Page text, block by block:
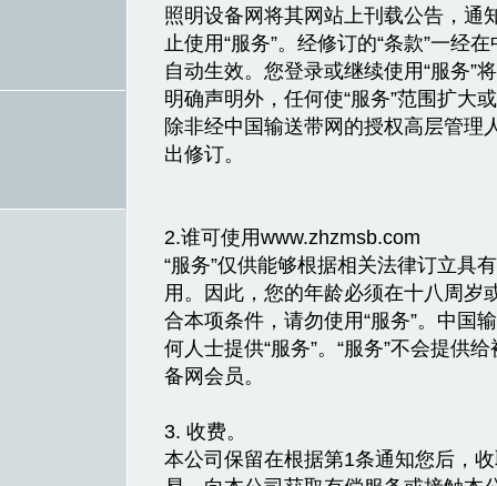
照明设备网将其网站上刊载公告，通
止使用“服务”。经修订的“条款”一经
自动生效。您登录或继续使用“服务”
明确声明外，任何使“服务”范围扩大
除非经中国输送带网的授权高层管理
出修订。
2.谁可使用www.zhzmsb.com
“服务”仅供能够根据相关法律订立具
用。因此，您的年龄必须在十八周岁
合本项条件，请勿使用“服务”。中国
何人士提供“服务”。“服务”不会提供
备网会员。
3. 收费。
本公司保留在根据第1条通知您后，